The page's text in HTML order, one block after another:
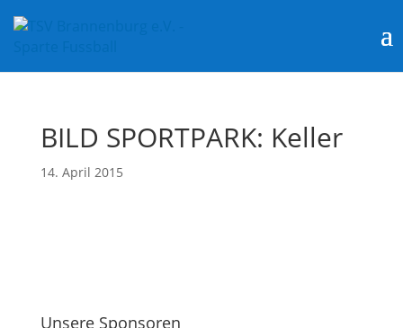
BILD SPORTPARK: Keller
14. April 2015
Unsere Sponsoren